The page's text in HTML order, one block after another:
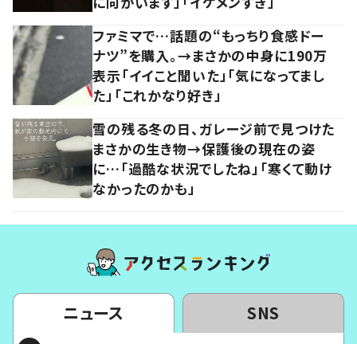
ファミマで…話題の“もっちり食感ドー
ナツ”を購入。→まさかの中身に190万
表示「イイこと聞いた」「気になってまし
た」「これかなり好き」
雪の残る冬の日、ガレージ前で見つけた
まさかの生き物→保護後の現在の姿
に…「過酷な状況でしたね」「寒くて動け
なかったのかも」
ニュース SNS